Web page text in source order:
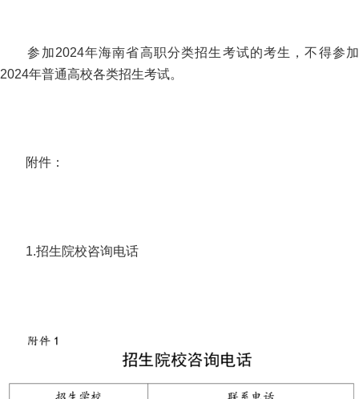
参加2024年海南省高职分类招生考试的考生，不得参加
2024年普通高校各类招生考试。
附件：
1.招生院校咨询电话